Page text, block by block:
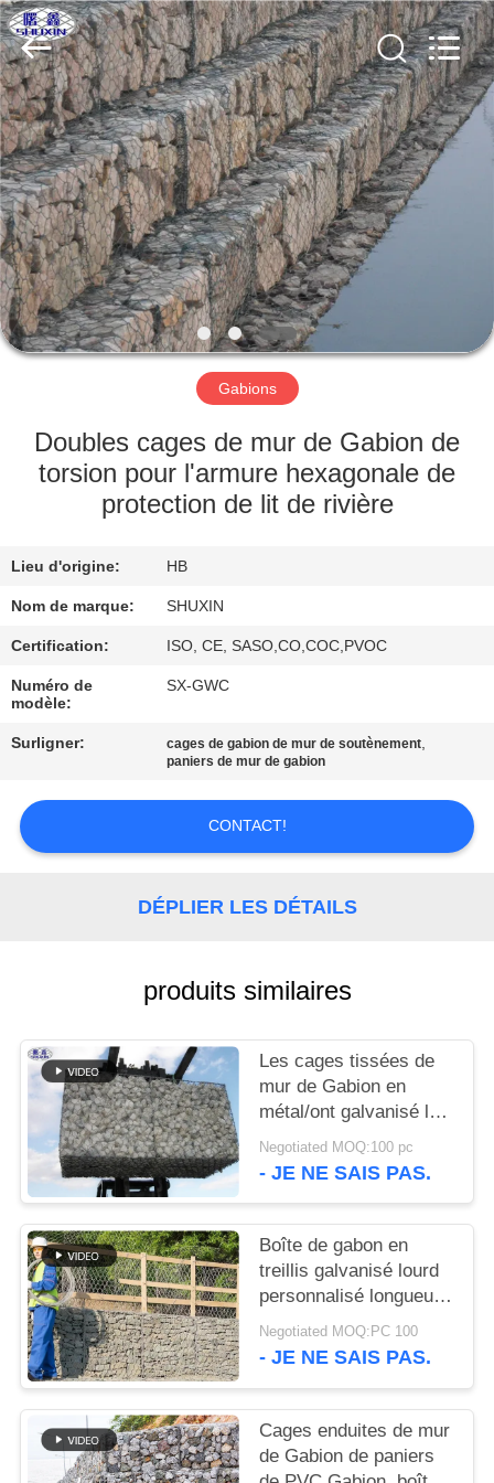
À
LA
MAISON
PRODUITS
À
PROPOS
NOUS
L'USINE
CONTRÔLE
DE
NOUS
CONTACTER
NOUVELLES
UN DEVIS
PLAN
DU
SITE
POLITIQUE
DE
CONFIDENTIALITÉ
KN
Wire
Mesh
Co.,
Ltd..
All
Rights
Reserved.
Gabions
Doubles cages de mur de Gabion de
torsion pour l'armure hexagonale de
protection de lit de rivière
Lieu d'origine: HB
Nom de marque: SHUXIN
Certification: ISO, CE, SASO,CO,COC,PVOC
Numéro de
modèle:
SX-GWC
Surligner: cages de gabion de mur de soutènement,
paniers de mur de gabion
CONTACT!
DÉPLIER LES DÉTAILS
produits similaires
Les cages tissées de
mur de Gabion en
métal/ont galvanisé le
service en pierre en
acier d'OEM de cage
Negotiated MOQ:100 pc
- JE NE SAIS PAS.
Boîte de gabon en
treillis galvanisé lourd
personnalisé longueur
largeur hauteur
barrages protection
Negotiated MOQ:PC 100
- JE NE SAIS PAS.
Cages enduites de mur
de Gabion de paniers